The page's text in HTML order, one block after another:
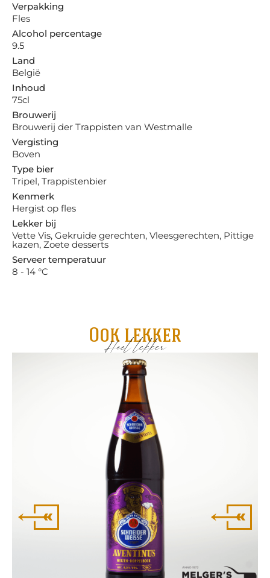
Verpakking
Fles
Alcohol percentage
9.5
Land
België
Inhoud
75cl
Brouwerij
Brouwerij der Trappisten van Westmalle
Vergisting
Boven
Type bier
Tripel, Trappistenbier
Kenmerk
Hergist op fles
Lekker bij
Vette Vis, Gekruide gerechten, Vleesgerechten, Pittige
kazen, Zoete desserts
Serveer temperatuur
8 - 14 °C
Ook lekker
Heel lekker